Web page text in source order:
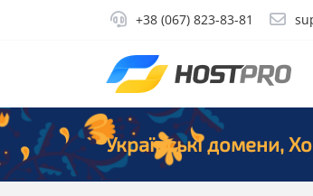
+38 (067) 823-83-81
Українські домени,